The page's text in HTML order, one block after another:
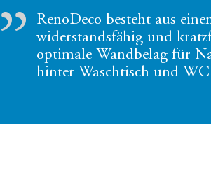
RenoDeco besteht aus
widerstandsfähig und
optimale Wandbelag für
hinter Waschtisch und